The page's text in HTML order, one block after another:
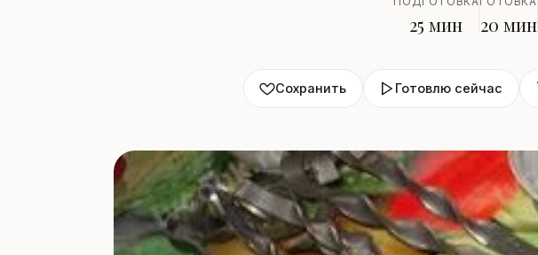
25 мин 20 мин
Сохранить Готовлю сейчас